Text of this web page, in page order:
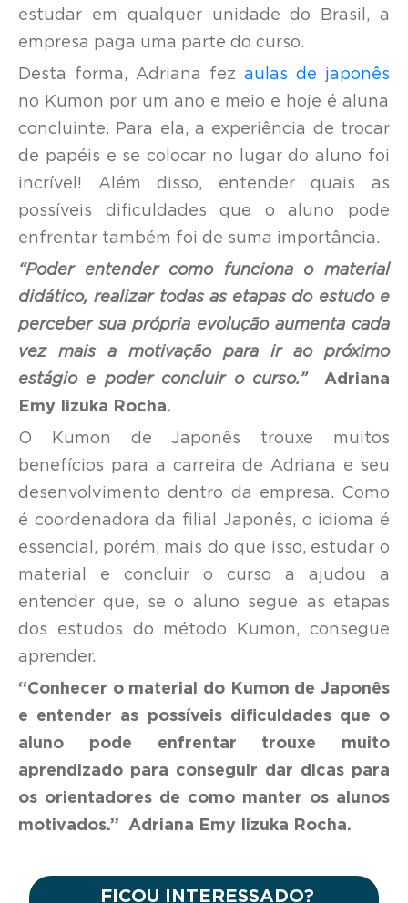
estudar em qualquer unidade do Brasil, a
empresa paga uma parte do curso.
Desta forma, Adriana fez aulas de japonês
no Kumon por um ano e meio e hoje é aluna
concluinte. Para ela, a experiência de trocar
de papéis e se colocar no lugar do aluno foi
incrível! Além disso, entender quais as
possíveis dificuldades que o aluno pode
enfrentar também foi de suma importância.
“Poder entender como funciona o material
didático, realizar todas as etapas do estudo e
perceber sua própria evolução aumenta cada
vez mais a motivação para ir ao próximo
estágio e poder concluir o curso.”
Adriana
Emy Iizuka Rocha.
O Kumon de Japonês trouxe muitos
benefícios para a carreira de Adriana e seu
desenvolvimento dentro da empresa. Como
é coordenadora da filial Japonês, o idioma é
essencial, porém, mais do que isso, estudar o
material e concluir o curso a ajudou a
entender que, se o aluno segue as etapas
dos estudos do método Kumon, consegue
aprender.
“Conhecer o material do Kumon de Japonês
e entender as possíveis dificuldades que o
aluno pode enfrentar trouxe muito
aprendizado para conseguir dar dicas para
os orientadores de como manter os alunos
motivados.”
Adriana Emy Iizuka Rocha.
FICOU INTERESSADO?